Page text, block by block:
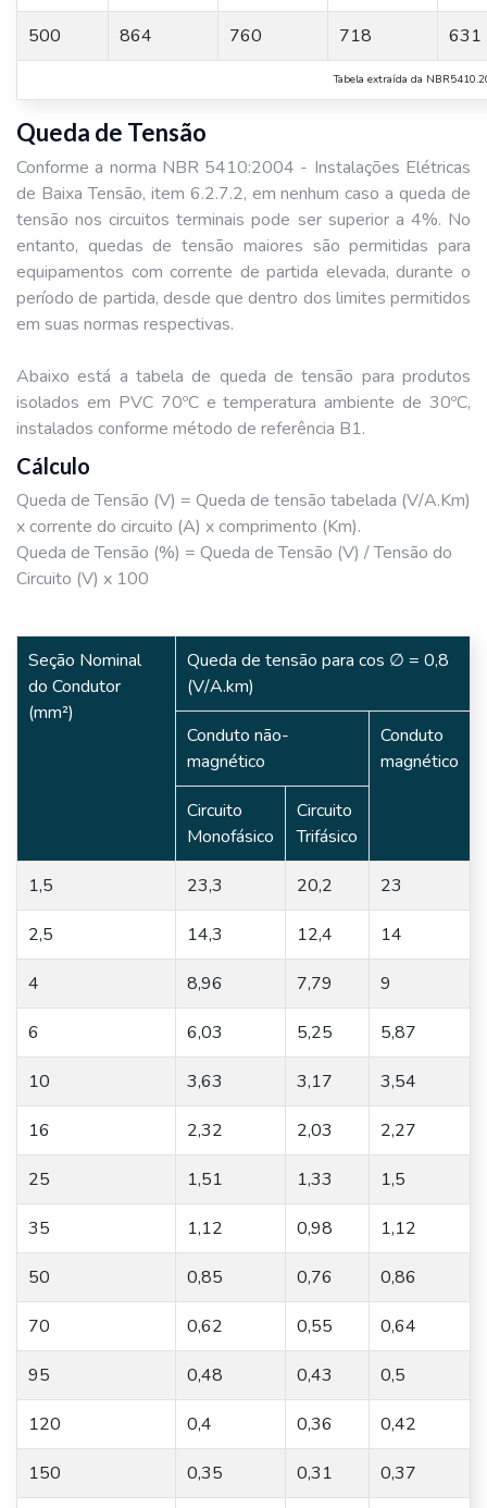
500 864 760 718 631
Tabela extraída da
Queda de Tensão
Conforme a norma NBR 5410:2004 - Instalações Elétricas
de Baixa Tensão, item 6.2.7.2, em nenhum caso a queda de
tensão nos circuitos terminais pode ser superior a 4%. No
entanto, quedas de tensão maiores são permitidas para
equipamentos com corrente de partida elevada, durante o
período de partida, desde que dentro dos limites permitidos
em suas normas respectivas.
Abaixo está a tabela de queda de tensão para produtos
isolados em PVC 70ºC e temperatura ambiente de 30ºC,
instalados conforme método de referência B1.
Cálculo
Queda de Tensão (V) = Queda de tensão tabelada (V/A.Km)
x corrente do circuito (A) x comprimento (Km).
Queda de Tensão (%) = Queda de Tensão (V) / Tensão do
Circuito (V) x 100
Seção Nominal
do Condutor
(mm²)
Queda de tensão para cos ∅ = 0,8
(V/A.km)
Conduto não-
magnético
Conduto
magnético
Circuito
Monofásico
Circuito
Trifásico
1,5 23,3 20,2 23
2,5 14,3 12,4 14
4 8,96 7,79 9
6 6,03 5,25 5,87
10 3,63 3,17 3,54
16 2,32 2,03 2,27
25 1,51 1,33 1,5
35 1,12 0,98 1,12
50 0,85 0,76 0,86
70 0,62 0,55 0,64
95 0,48 0,43 0,5
120 0,4 0,36 0,42
150 0,35 0,31 0,37